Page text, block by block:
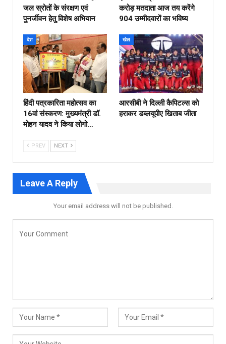
जल स्रोतों के संरक्षण एवं
पुनर्जीवन हेतु विशेष अभियान
करोड़ मतदाता आज तय करेंगे
904 उम्मीदवारों का भविष्य
देश
हिंदी पत्रकारिता महोत्सव का
16वां संस्करण: मुख्यमंत्री डॉ.
मोहन यादव ने किया लोगो…
खेल
आरसीबी ने दिल्ली कैपिटल्स को
हराकर डब्लयूपीए खिताब जीता
PREV NEXT
Leave A Reply
Your email address will not be published.